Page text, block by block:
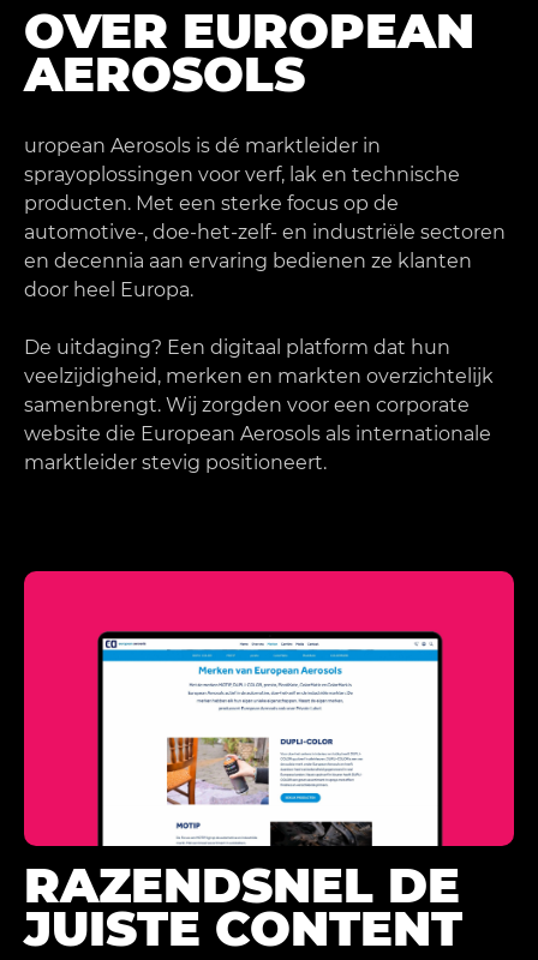
OVER EUROPEAN
AEROSOLS
uropean Aerosols is dé marktleider in
sprayoplossingen voor verf, lak en technische
producten. Met een sterke focus op de
automotive-, doe-het-zelf- en industriële sectoren
en decennia aan ervaring bedienen ze klanten
door heel Europa.
De uitdaging? Een digitaal platform dat hun
veelzijdigheid, merken en markten overzichtelijk
samenbrengt. Wij zorgden voor een corporate
website die European Aerosols als internationale
marktleider stevig positioneert.
RAZENDSNEL DE
JUISTE CONTENT